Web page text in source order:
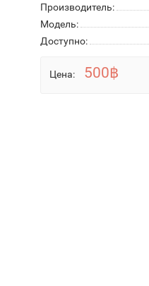
Производитель:
Модель:
Доступно:
Цена: 500฿